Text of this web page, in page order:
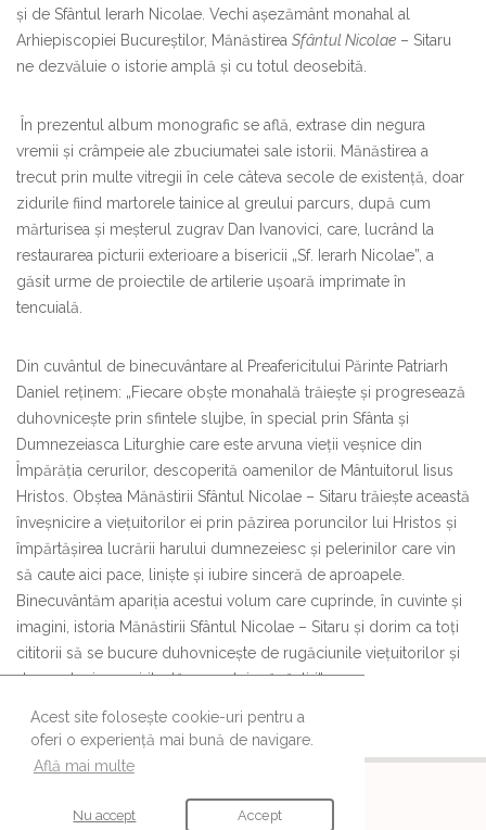
Acest site folosește cookie-uri pentru a
oferi o experiență mai bună de navigare.
Află mai multe
Nu accept Accept
şi de Sfântul Ierarh Nicolae. Vechi aşezământ monahal al
Arhiepiscopiei Bucureştilor, Mănăstirea Sfântul Nicolae – Sitaru
ne dezvăluie o istorie amplă şi cu totul deosebită.
În prezentul album monografic se află, extrase din negura
vremii și crâmpeie ale zbuciumatei sale istorii. Mănăstirea a
trecut prin multe vitregii în cele câteva secole de existenţă, doar
zidurile fiind martorele tainice al greului parcurs, după cum
mărturisea şi meşterul zugrav Dan Ivanovici, care, lucrând la
restaurarea picturii exterioare a bisericii „Sf. Ierarh Nicolae”, a
găsit urme de proiectile de artilerie uşoară imprimate în
tencuială.
Din cuvântul de binecuvântare al Preafericitului Părinte Patriarh
Daniel reţinem: „Fiecare obşte monahală trăieşte şi progresează
duhov­niceşte prin sfintele slujbe, în special prin Sfânta şi
Dumnezeiasca Liturghie care este arvuna vieţii veşnice din
Împărăţia cerurilor, descoperită oamenilor de Mântuitorul Iisus
Hristos. Obştea Mănăstirii Sfântul Nicolae – Sitaru trăieşte această
înveşnicire a vieţuitorilor ei prin păzirea poruncilor lui Hristos şi
împărtăşirea lucrării harului dum­nezeiesc şi pelerinilor care vin
să caute aici pace, linişte şi iubire sinceră de aproapele.
Binecuvântăm apariţia acestui volum care cuprinde, în cuvinte şi
imagini, istoria Mănăstirii Sfântul Nicolae – Sitaru şi dorim ca toţi
cititorii să se bucure duhovniceşte de rugăciunile vieţuitorilor şi
de moştenirea spirituală a acestei mănăstiri”.
URMĂREȘTE-NE